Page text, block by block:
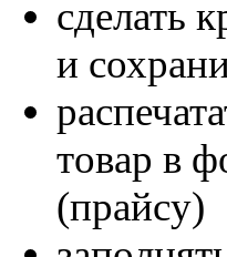
сделать
и
товар в
(прайсу)